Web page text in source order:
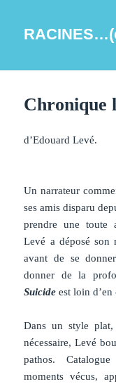
Chronique
d’Edouard Levé.
Un narrateur
ses amis disparu
prendre une toute
Levé a déposé son
avant de se
donner de la
Suicide est loin d’en
Dans un style
nécessaire, Levé
pathos.
moments vécus,